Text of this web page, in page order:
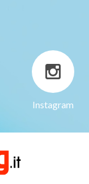
Instagram